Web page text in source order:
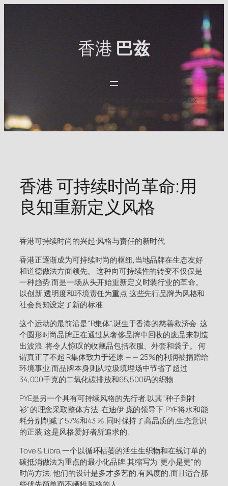
香港 巴兹
与HK Baz一起发现香港最出名的夜生活点. 探索最佳酒吧,俱乐部,以及
2025年难忘之夜的活动.
香港 可持续时尚革命:用
良知重新定义风格
香港可持续时尚的兴起:风格与责任的新时代
香港正逐渐成为可持续时尚的枢纽,当地品牌在生态友好
和道德做法方面领先。 这种向可持续性的转变不仅仅是
一种趋势,而是一场从头开始重新定义时装行业的革命。
以创新,透明度和环境责任为重点,这些先行品牌为风格和
社会良知设定了新的标准.
这个运动的最前沿是"R集体",诞生于香港的慈善救济会. 这
个圆形时尚品牌正在通过从奢侈品牌中回收的废品来制造
出波浪, 将令人惊叹的收藏品包括衣服、外套和袋子。 何
谓真正了不起 R集体致力于还原 — — 25%的利润被捐赠给
环境事业,而品牌本身则从垃圾填埋场中节省了超过
34,000千克的二氧化碳排放和65,500码的织物.
PYE是另一个具有可持续风格的先行者,以其"种子到衬
衫"的理念采取整体方法. 在迪伊·庞的领导下,PYE将水和能
耗分别削减了57%和43 %,同时保持了高品质的,生态意识
的正装,这是风格爱好者所追求的.
Tove & Libra,一个以循环枯萎的活生生织物和在线订单的
碳抵消做法为重点的最小化品牌,其缩写为"更小是更"的
时尚方法. 他们的设计是多才多艺的,有风度的,而且适合那